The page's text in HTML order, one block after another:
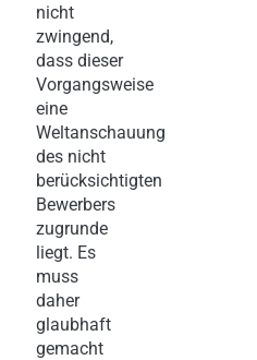
nicht
zwingend,
dass dieser
Vorgangsweise
eine
Weltanschauung
des nicht
berücksichtigten
Bewerbers
zugrunde
liegt. Es
muss
daher
glaubhaft
gemacht